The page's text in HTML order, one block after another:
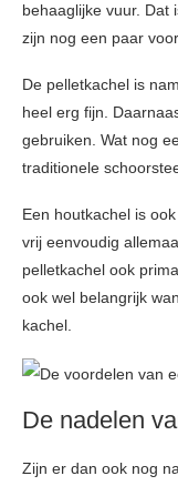
behaaglijke vuur. Dat
zijn nog een paar
De pelletkachel is
heel erg fijn.
gebruiken. Wat nog
traditionele
Een houtkachel is
vrij eenvoudig
pelletkachel ook
ook wel belangrijk
kachel.
De nadelen
Zijn er dan ook nog